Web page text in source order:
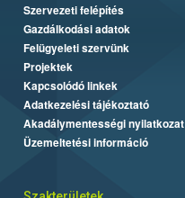
Szervezeti felépítés
Gazdálkodási adatok
Felügyeleti szervünk
Projektek
Kapcsolódó linkek
Adatkezelési tájékoztató
Akadálymentességi nyilatkozat
Üzemeltetési információ